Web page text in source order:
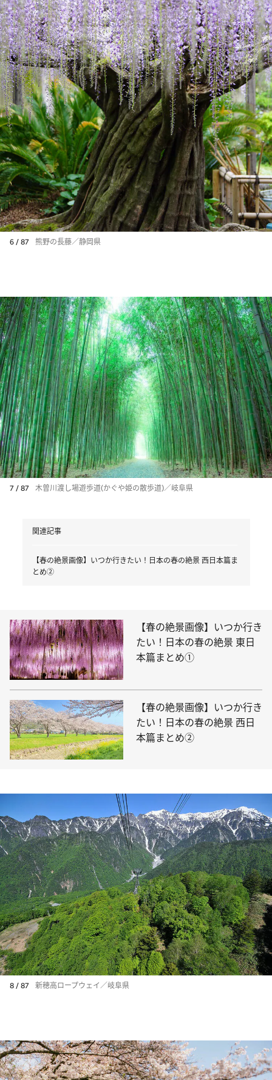
6 / 87 熊野の長藤／静岡県
7 / 87 木曽川渡し場遊歩道(かぐや姫の散歩道)／岐阜県
関連記事
【春の絶景画像】いつか行きたい！日本の春の絶景 西日本篇ま
とめ②
【春の絶景画像】いつか行き
たい！日本の春の絶景 東日
本篇まとめ①
【春の絶景画像】いつか行き
たい！日本の春の絶景 西日
本篇まとめ②
8 / 87 新穂高ロープウェイ／岐阜県